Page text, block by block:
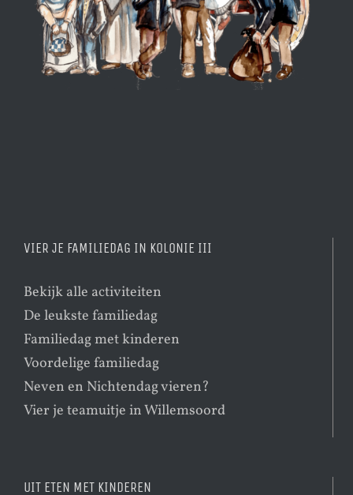
VIER JE FAMILIEDAG IN KOLONIE III
Bekijk alle activiteiten
De leukste familiedag
Familiedag met kinderen
Voordelige familiedag
Neven en Nichtendag vieren?
Vier je teamuitje in Willemsoord
UIT ETEN MET KINDEREN